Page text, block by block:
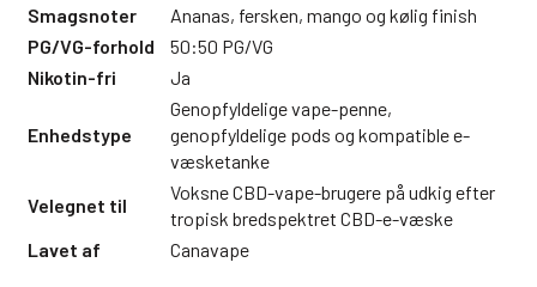
Smagsnoter
Ananas, fersken, mango og kølig finish
PG/VG-forhold
50:50 PG/VG
Nikotin-fri
Ja
Enhedstype
Genopfyldelige vape-penne,
genopfyldelige pods og kompatible e-
væsketanke
Velegnet til
Voksne CBD-vape-brugere på udkig efter
tropisk bredspektret CBD-e-væske
Lavet af
Canavape